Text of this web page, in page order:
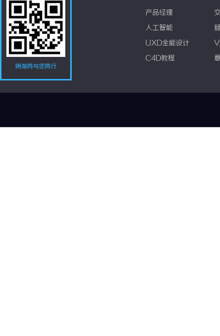
明湖网与您同行
产品经理
人工智能
UXD全能设计
C4D教程